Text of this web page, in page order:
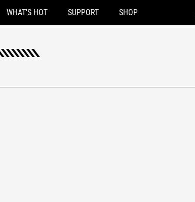
WHAT'S HOT SUPPORT SHOP